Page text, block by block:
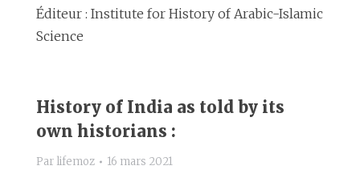
Éditeur : Institute for History of Arabic-Islamic
Science
History of India as told by its
own historians :
Par lifemoz 16 mars 2021